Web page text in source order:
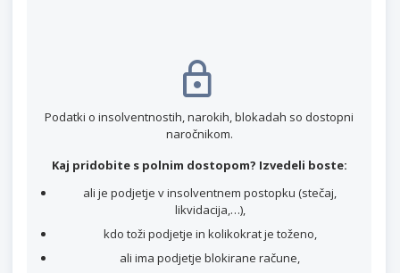
Podatki o insolventnostih, narokih, blokadah so dostopni
naročnikom.
Kaj pridobite s polnim dostopom? Izvedeli boste:
ali je podjetje v insolventnem postopku (stečaj,
likvidacija,…),
kdo toži podjetje in kolikokrat je toženo,
ali ima podjetje blokirane račune,